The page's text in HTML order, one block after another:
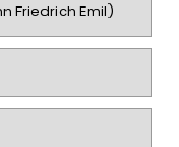
Friedrich Emil)